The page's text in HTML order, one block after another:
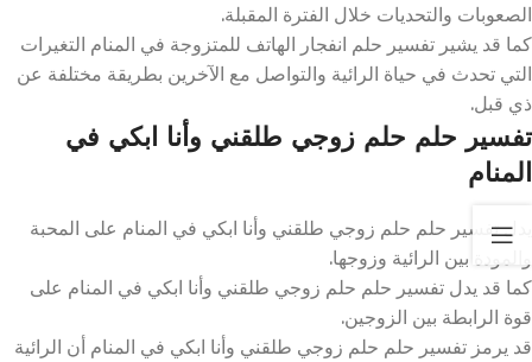
الصعوبات والتحديات خلال الفترة المقبلة.
كما قد يشير تفسير حلم انفجار الهاتف للمتزوجة في المنام التغيرات
التي تحدث في حياة الرائية والتواصل مع الآخرين بطريقة مختلفة عن
ذي قبل.
تفسير حلم حلم زوجي طلقني وأنا ابكي في
المنام
يدل تفسير حلم حلم زوجي طلقني وأنا ابكي في المنام على المحبة
والمودة بين الرائية وزوجها.
كما قد يدل تفسير حلم حلم زوجي طلقني وأنا ابكي في المنام على
قوة الرابطة بين الزوجين.
قد يرمز تفسير حلم حلم زوجي طلقني وأنا ابكي في المنام أن الرائية